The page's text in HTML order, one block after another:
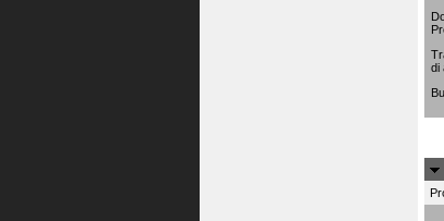
di